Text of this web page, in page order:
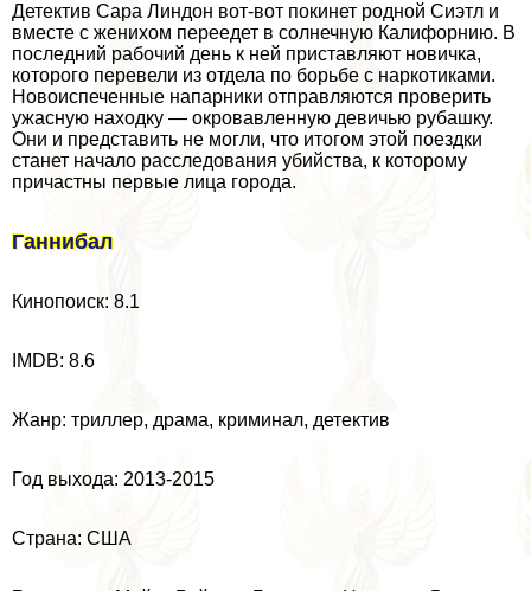
Детектив Сара Линдон вот-вот покинет родной Сиэтл и
вместе с женихом переедет в солнечную Калифорнию. В
последний рабочий день к ней приставляют новичка,
которого перевели из отдела по борьбе с наркотиками.
Новоиспеченные напарники отправляются проверить
ужасную находку — окровавленную девичью рубашку.
Они и представить не могли, что итогом этой поездки
станет начало расследования убийства, к которому
причастны первые лица города.
Ганнибал
Кинопоиск: 8.1
IMDB: 8.6
Жанр: триллер, драма, криминал, детектив
Год выхода: 2013-2015
Страна: США